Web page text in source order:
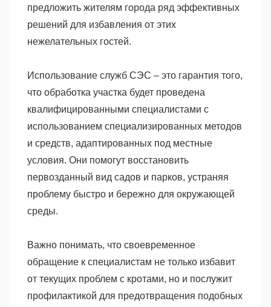
предложить жителям города ряд эффективных
решений для избавления от этих
нежелательных гостей.
Использование служб СЭС – это гарантия того,
что обработка участка будет проведена
квалифицированными специалистами с
использованием специализированных методов
и средств, адаптированных под местные
условия. Они помогут восстановить
первозданный вид садов и парков, устраняя
проблему быстро и бережно для окружающей
среды.
Важно понимать, что своевременное
обращение к специалистам не только избавит
от текущих проблем с кротами, но и послужит
профилактикой для предотвращения подобных